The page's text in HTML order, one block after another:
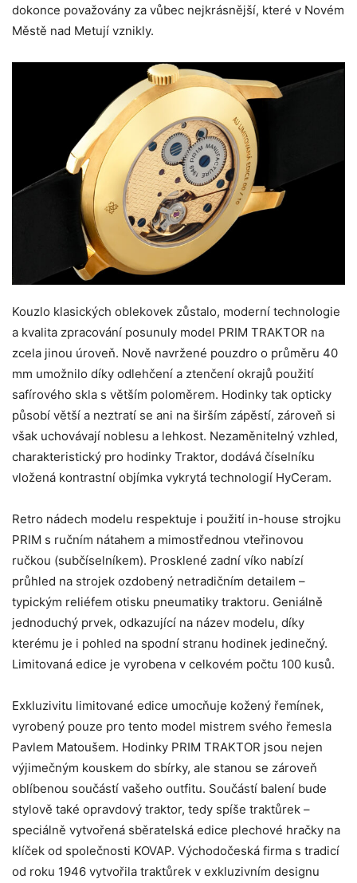
dokonce považovány za vůbec nejkrásnější, které v Novém
Městě nad Metují vznikly.
Kouzlo klasických oblekovek zůstalo, moderní technologie
a kvalita zpracování posunuly model PRIM TRAKTOR na
zcela jinou úroveň. Nově navržené pouzdro o průměru 40
mm umožnilo díky odlehčení a ztenčení okrajů použití
safírového skla s větším poloměrem. Hodinky tak opticky
působí větší a neztratí se ani na širším zápěstí, zároveň si
však uchovávají noblesu a lehkost. Nezaměnitelný vzhled,
charakteristický pro hodinky Traktor, dodává číselníku
vložená kontrastní objímka vykrytá technologií HyCeram.
Retro nádech modelu respektuje i použití in-house strojku
PRIM s ručním nátahem a mimostřednou vteřinovou
ručkou (subčíselníkem). Prosklené zadní víko nabízí
průhled na strojek ozdobený netradičním detailem –
typickým reliéfem otisku pneumatiky traktoru. Geniálně
jednoduchý prvek, odkazující na název modelu, díky
kterému je i pohled na spodní stranu hodinek jedinečný.
Limitovaná edice je vyrobena v celkovém počtu 100 kusů.
Exkluzivitu limitované edice umocňuje kožený řemínek,
vyrobený pouze pro tento model mistrem svého řemesla
Pavlem Matoušem. Hodinky PRIM TRAKTOR jsou nejen
výjimečným kouskem do sbírky, ale stanou se zároveň
oblíbenou součástí vašeho outfitu. Součástí balení bude
stylově také opravdový traktor, tedy spíše traktůrek –
speciálně vytvořená sběratelská edice plechové hračky na
klíček od společnosti KOVAP. Východočeská firma s tradicí
od roku 1946 vytvořila traktůrek v exkluzivním designu